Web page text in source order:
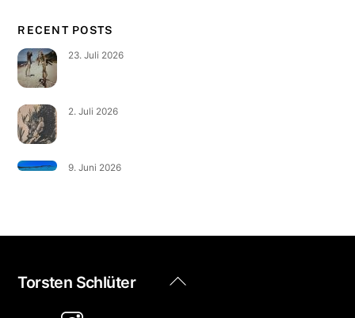
RECENT POSTS
23. Juli 2026
2. Juli 2026
9. Juni 2026
Back
Torsten Schlüter